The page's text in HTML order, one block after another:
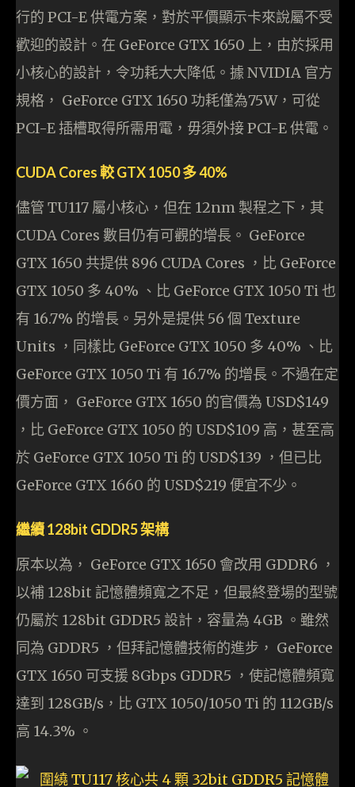
行的 PCI-E 供電方案，對於平價顯示卡來說屬不受
歡迎的設計。在 GeForce GTX 1650 上，由於採用
小核心的設計，令功耗大大降低。據 NVIDIA 官方
規格， GeForce GTX 1650 功耗僅為75W，可從
PCI-E 插槽取得所需用電，毋須外接 PCI-E 供電。
CUDA Cores 較 GTX 1050 多 40%
儘管 TU117 屬小核心，但在 12nm 製程之下，其
CUDA Cores 數目仍有可觀的增長。 GeForce
GTX 1650 共提供 896 CUDA Cores ，比 GeForce
GTX 1050 多 40% 、比 GeForce GTX 1050 Ti 也
有 16.7% 的增長。另外是提供 56 個 Texture
Units ，同樣比 GeForce GTX 1050 多 40% 、比
GeForce GTX 1050 Ti 有 16.7% 的增長。不過在定
價方面， GeForce GTX 1650 的官價為 USD$149
，比 GeForce GTX 1050 的 USD$109 高，甚至高
於 GeForce GTX 1050 Ti 的 USD$139 ，但已比
GeForce GTX 1660 的 USD$219 便宜不少。
繼續 128bit GDDR5 架構
原本以為， GeForce GTX 1650 會改用 GDDR6 ，
以補 128bit 記憶體頻寬之不足，但最終登場的型號
仍屬於 128bit GDDR5 設計，容量為 4GB 。雖然
同為 GDDR5 ，但拜記憶體技術的進步， GeForce
GTX 1650 可支援 8Gbps GDDR5 ，使記憶體頻寬
達到 128GB/s，比 GTX 1050/1050 Ti 的 112GB/s
高 14.3% 。